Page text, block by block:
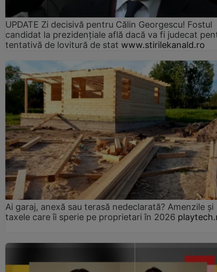
UPDATE Zi decisivă pentru Călin Georgescu! Fostul
candidat la prezidențiale află dacă va fi judecat
tentativă de lovitură de stat www.stirilekanald.ro
Ai garaj, anexă sau terasă nedeclarată? Amenzile și
taxele care îi sperie pe proprietari în 2026